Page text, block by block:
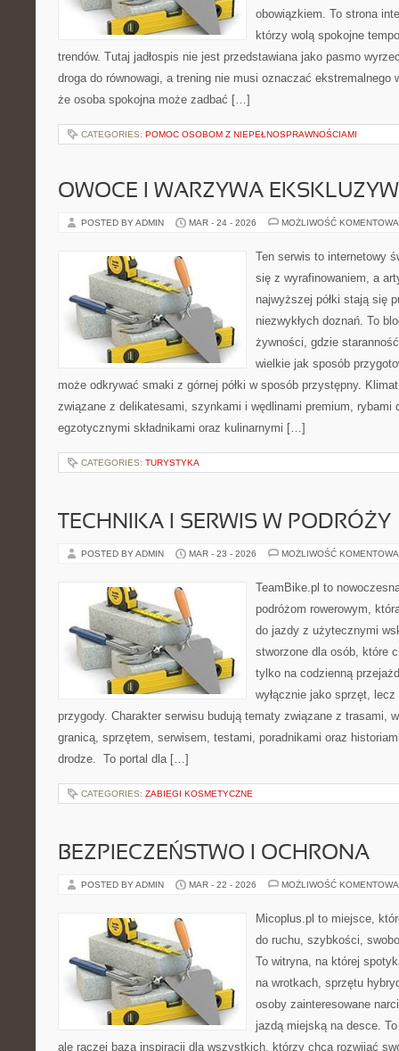
obowiązkiem. To strona
którzy wolą spokojne
trendów. Tutaj jadłospis nie jest przedstawiana jako pasmo
droga do równowagi, a trening nie musi oznaczać ekstremalnego
że osoba spokojna może zadbać […]
CATEGORIES: POMOC OSOBOM Z NIEPEŁNOSPRAWNOŚCIAMI
OWOCE I WARZYWA
POSTED BY ADMIN MAR - 24 - 2026 MOŻLIWOŚĆ
Ten serwis to internetowy
się z wyrafinowaniem, a
najwyższej półki stają się
niezwykłych doznań. To
żywności, gdzie
wielkie jak sposób
może odkrywać smaki z górnej półki w sposób przystępny.
związane z delikatesami, szynkami i wędlinami premium, rybami
egzotycznymi składnikami oraz kulinarnymi […]
CATEGORIES: TURYSTYKA
TECHNIKA I SERWIS W PODRÓŻY
POSTED BY ADMIN MAR - 23 - 2026 MOŻLIWOŚĆ
TeamBike.pl to
podróżom rowerowym,
do jazdy z użytecznymi
stworzone dla osób, które
tylko na codzienną
wyłącznie jako sprzęt,
przygody. Charakter serwisu budują tematy związane z trasami,
granicą, sprzętem, serwisem, testami, poradnikami oraz
drodze. To portal dla […]
CATEGORIES: ZABIEGI KOSMETYCZNE
BEZPIECZEŃSTWO I OCHRONA
POSTED BY ADMIN MAR - 22 - 2026 MOŻLIWOŚĆ
Micoplus.pl to miejsce,
do ruchu, szybkości,
To witryna, na której
na wrotkach, sprzętu
osoby zainteresowane
jazdą miejską na desce.
ale raczej baza inspiracji dla wszystkich, którzy chcą rozwijać